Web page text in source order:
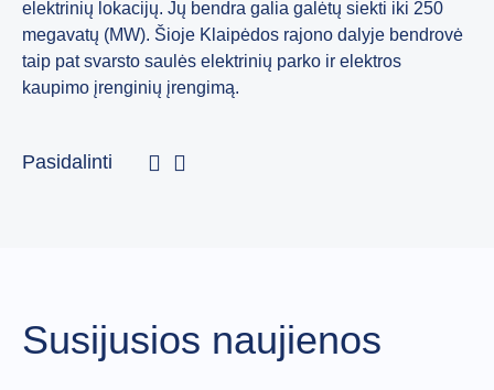
elektrinių lokacijų. Jų bendra galia galėtų siekti iki 250
megavatų (MW). Šioje Klaipėdos rajono dalyje bendrovė
taip pat svarsto saulės elektrinių parko ir elektros
kaupimo įrenginių įrengimą.
Pasidalinti
Susijusios naujienos